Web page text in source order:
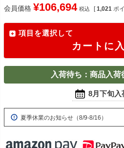
会員価格 ¥106,694 税込 [ 1,021 ポ
項目を選択して
カートに
入荷待ち：商品入荷
8月下旬入
夏季休業のお知らせ（8/9-8/16）